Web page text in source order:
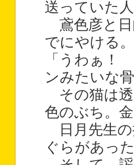
送っていた
鳶色彦と日
でにやける。
「うわぁ
ンみたいな
その猫は透
色のぶち。
日月先生の
ぐらがあっ